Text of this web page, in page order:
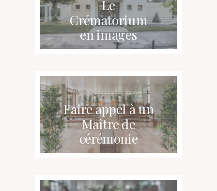
Le
Crématorium
en images
Faire appel à un
Maître de
cérémonie